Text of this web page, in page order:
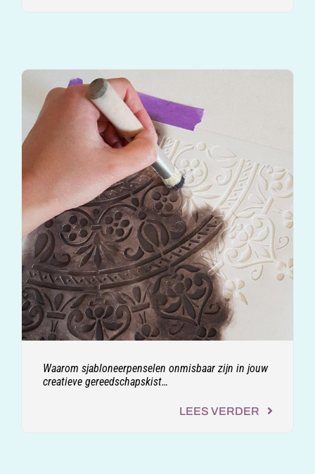
Waarom sjabloneerpenselen onmisbaar zijn in jouw
creatieve gereedschapskist…
LEES VERDER